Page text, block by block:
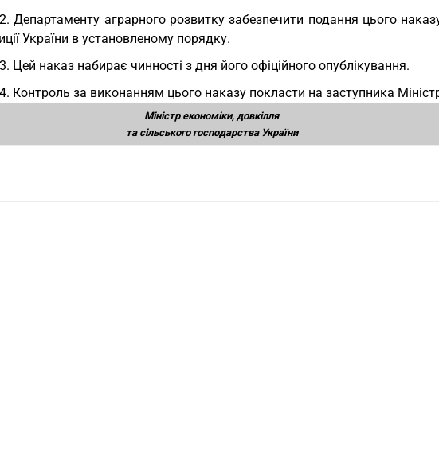
2. Департаменту аграрного розвитку забезпечити подання цього
України в установленому порядку.
3. Цей наказ набирає чинності з дня його офіційного опублікування.
4. Контроль за виконанням цього наказу покласти на заступника
Міністр економіки, довкілля
та сільського господарства України